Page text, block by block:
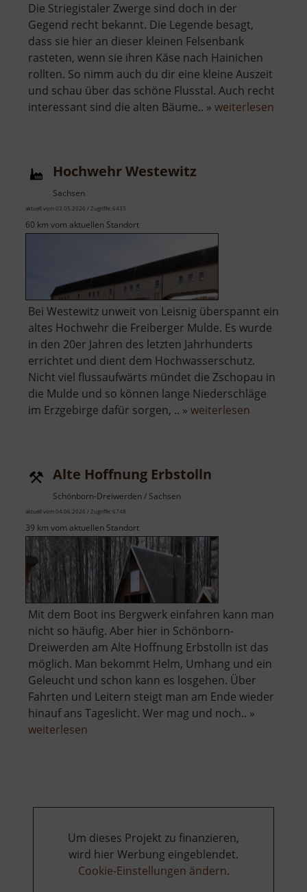
Die Striegistaler Zwerge sind doch in der
Gegend recht bekannt. Die Legende besagt,
dass sie hier an dieser kleinen Felsenbank
rasteten, wenn sie ihren Käse nach Hainichen
rollten. So nimm auch du dir eine kleine Auszeit
und schau über das schöne Flusstal. Auch recht
interessant sind die alten Bäume.. » weiterlesen
Hochwehr Westewitz
Sachsen
aktuell vom 03.05.2026 / Zugriffe: 6433
60 km vom aktuellen Standort
Bei Westewitz unweit von Leisnig überspannt ein
altes Hochwehr die Freiberger Mulde. Es wurde
in den 20er Jahren des letzten Jahrhunderts
errichtet und dient dem Hochwasserschutz.
Nicht viel flussaufwärts mündet die Zschopau in
die Mulde und so können lange Niederschläge
im Erzgebirge dafür sorgen, .. » weiterlesen
Alte Hoffnung Erbstolln
Schönborn-Dreiwerden / Sachsen
aktuell vom 04.06.2026 / Zugriffe: 6748
39 km vom aktuellen Standort
Mit dem Boot ins Bergwerk einfahren kann man
nicht so häufig. Aber hier in Schönborn-
Dreiwerden am Alte Hoffnung Erbstolln ist das
möglich. Man bekommt Helm, Umhang und ein
Geleucht und schon kann es losgehen. Über
Fahrten und Leitern steigt man am Ende wieder
hinauf ans Tageslicht. Wer mag und noch.. »
weiterlesen
Um dieses Projekt zu finanzieren,
wird hier Werbung eingeblendet.
Cookie-Einstellungen ändern.